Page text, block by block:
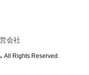
会社
All Rights Reserved.